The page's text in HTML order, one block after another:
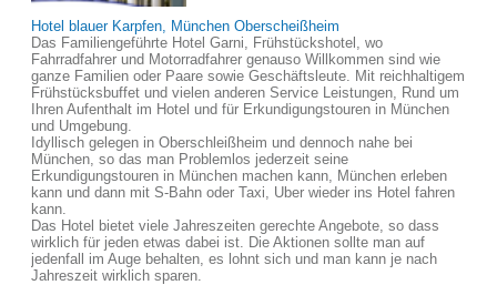
Hotel blauer Karpfen, München Oberscheißheim
Das Familiengeführte Hotel Garni, Frühstückshotel, wo
Fahrradfahrer und Motorradfahrer genauso Willkommen sind wie
ganze Familien oder Paare sowie Geschäftsleute. Mit reichhaltigem
Frühstücksbuffet und vielen anderen Service Leistungen, Rund um
Ihren Aufenthalt im Hotel und für Erkundigungstouren in München
und Umgebung.
Idyllisch gelegen in Oberschleißheim und dennoch nahe bei
München, so das man Problemlos jederzeit seine
Erkundigungstouren in München machen kann, München erleben
kann und dann mit S-Bahn oder Taxi, Uber wieder ins Hotel fahren
kann.
Das Hotel bietet viele Jahreszeiten gerechte Angebote, so dass
wirklich für jeden etwas dabei ist. Die Aktionen sollte man auf
jedenfall im Auge behalten, es lohnt sich und man kann je nach
Jahreszeit wirklich sparen.